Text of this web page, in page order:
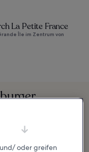
La Petite France
Île im Zentrum von
Welt
oder greifen